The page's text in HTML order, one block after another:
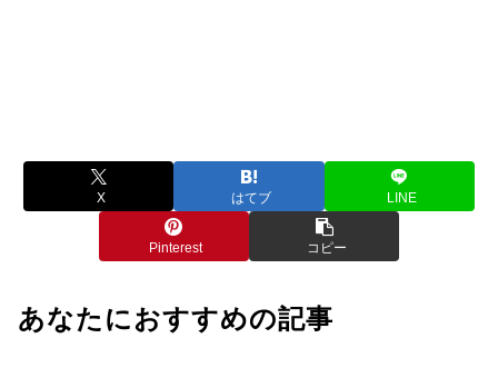
X はてブ LINE
Pinterest コピー
あなたにおすすめの記事